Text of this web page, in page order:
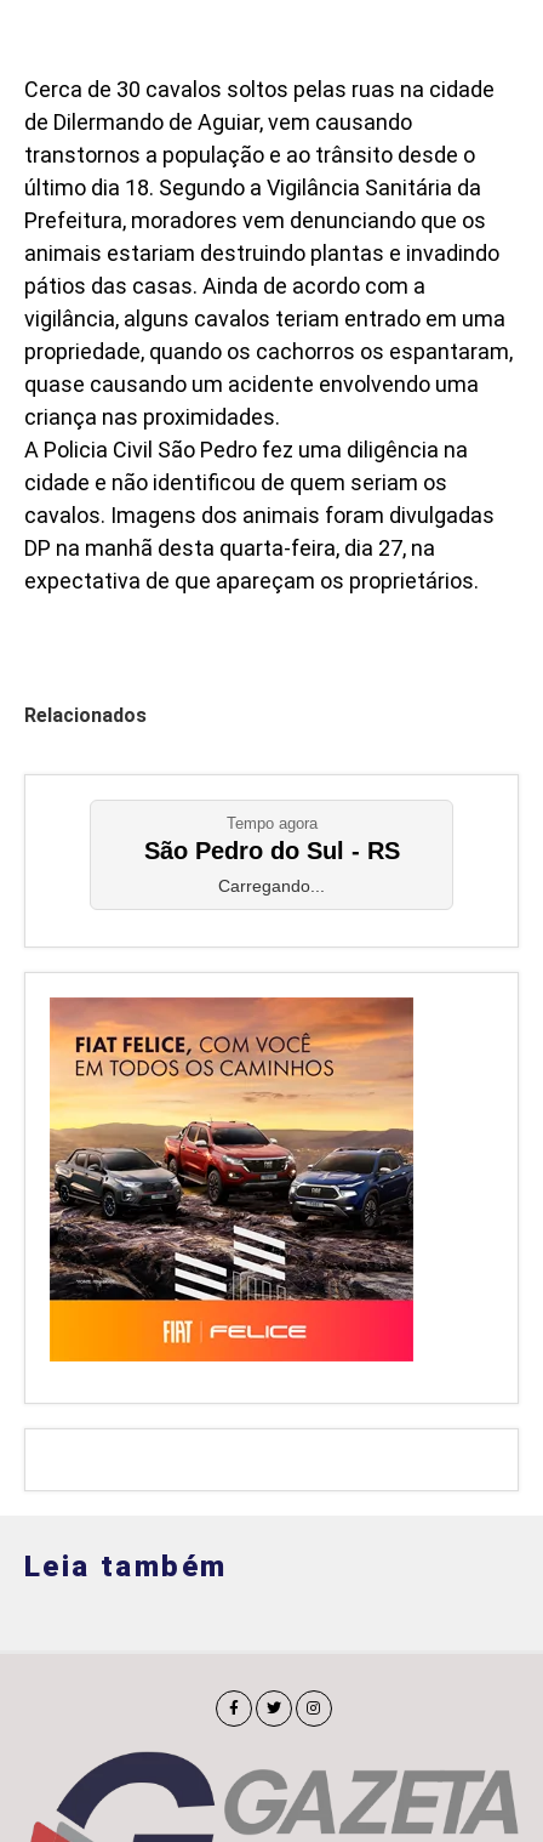
Cerca de 30 cavalos soltos pelas ruas na cidade
de Dilermando de Aguiar, vem causando
transtornos a população e ao trânsito desde o
último dia 18. Segundo a Vigilância Sanitária da
Prefeitura, moradores vem denunciando que os
animais estariam destruindo plantas e invadindo
pátios das casas. Ainda de acordo com a
vigilância, alguns cavalos teriam entrado em uma
propriedade, quando os cachorros os espantaram,
quase causando um acidente envolvendo uma
criança nas proximidades.
A Policia Civil São Pedro fez uma diligência na
cidade e não identificou de quem seriam os
cavalos. Imagens dos animais foram divulgadas
DP na manhã desta quarta-feira, dia 27, na
expectativa de que apareçam os proprietários.
Relacionados
Tempo agora
São Pedro do Sul - RS
Carregando...
Leia também